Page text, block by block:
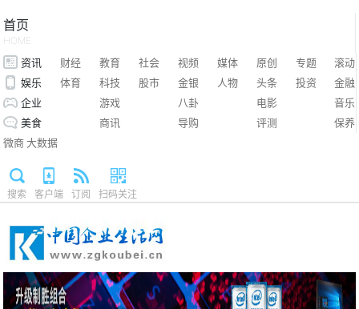
首页
HOME
资讯 财经 教育 社会 视频 媒体 原创 专题
滚动
娱乐
体育 科技 股市 金银 人物 头条 投资
金融
企业
游戏 八卦 电影
音乐
美食
商讯 导购 评测
保养
微商 大数据
搜索 客户端 订阅 扫码关注